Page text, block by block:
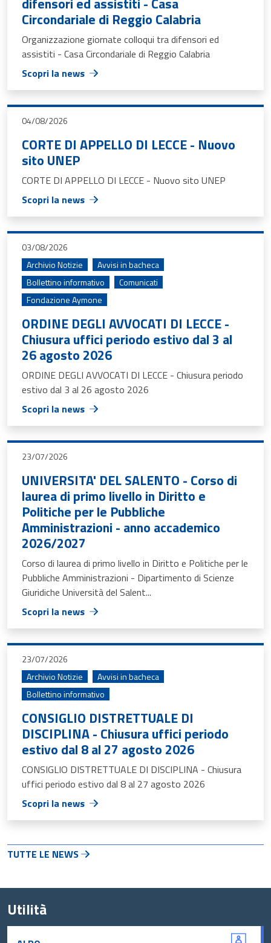
Circondariale di Reggio Calabria
Organizzazione giornate colloqui tra difensori ed
assistiti - Casa Circondariale di Reggio Calabria
Scopri la news
04/08/2026
CORTE DI APPELLO DI LECCE - Nuovo
sito UNEP
CORTE DI APPELLO DI LECCE - Nuovo sito UNEP
Scopri la news
03/08/2026
Archivio Notizie
Avvisi in bacheca
Bollettino informativo
Comunicati
Fondazione Aymone
ORDINE DEGLI AVVOCATI DI LECCE -
Chiusura uffici periodo estivo dal 3 al
26 agosto 2026
ORDINE DEGLI AVVOCATI DI LECCE - Chiusura periodo
estivo dal 3 al 26 agosto 2026
Scopri la news
23/07/2026
UNIVERSITA' DEL SALENTO - Corso di
laurea di primo livello in Diritto e
Politiche per le Pubbliche
Amministrazioni - anno accademico
2026/2027
Corso di laurea di primo livello in Diritto e Politiche per le
Pubbliche Amministrazioni - Dipartimento di Scienze
Giuridiche Università del Salent...
Scopri la news
23/07/2026
Archivio Notizie
Avvisi in bacheca
Bollettino informativo
CONSIGLIO DISTRETTUALE DI
DISCIPLINA - Chiusura uffici periodo
estivo dal 8 al 27 agosto 2026
CONSIGLIO DISTRETTUALE DI DISCIPLINA - Chiusura
uffici periodo estivo dal 8 al 27 agosto 2026
Scopri la news
TUTTE LE NEWS
Utilità